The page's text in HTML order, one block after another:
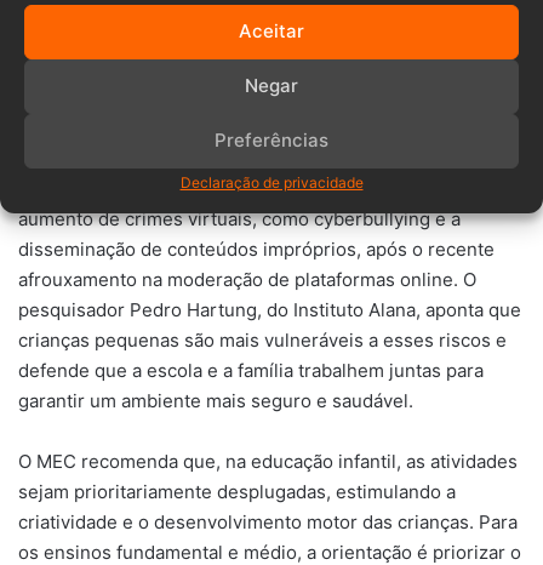
Aceitar
Negar
Preferências
Declaração de privacidade
>> LEIA TAMBÉM:Lei que proíbe conteúdos
impróprios para crianças e jovens nas escolas
de SC é sancionada
exposição ao ambiente digital. Especialistas alertam para o
aumento de crimes virtuais, como cyberbullying e a
disseminação de conteúdos impróprios, após o recente
afrouxamento na moderação de plataformas online. O
pesquisador Pedro Hartung, do Instituto Alana, aponta que
crianças pequenas são mais vulneráveis a esses riscos e
defende que a escola e a família trabalhem juntas para
garantir um ambiente mais seguro e saudável.
O MEC recomenda que, na educação infantil, as atividades
sejam prioritariamente desplugadas, estimulando a
criatividade e o desenvolvimento motor das crianças. Para
os ensinos fundamental e médio, a orientação é priorizar o